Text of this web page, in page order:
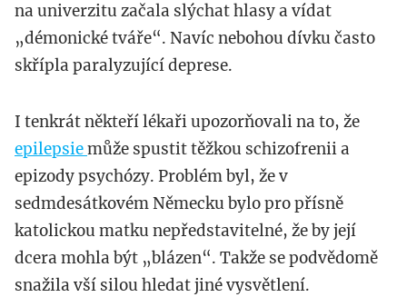
na univerzitu začala slýchat hlasy a vídat
„démonické tváře“. Navíc nebohou dívku často
skřípla paralyzující deprese.
I tenkrát někteří lékaři upozorňovali na to, že
epilepsiemůže spustit těžkou schizofrenii a
epizody psychózy. Problém byl, že v
sedmdesátkovém Německu bylo pro přísně
katolickou matku nepředstavitelné, že by její
dcera mohla být „blázen“. Takže se podvědomě
snažila vší silou hledat jiné vysvětlení.